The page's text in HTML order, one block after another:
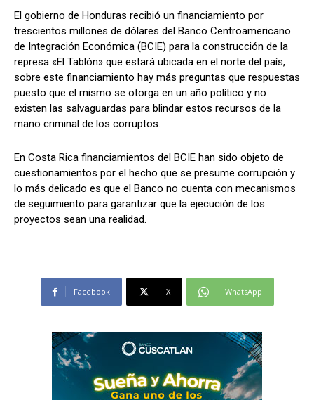
Comparta
Síganos
Comparta
Síganos
El gobierno de Honduras recibió un financiamiento por
trescientos millones de dólares del Banco Centroamericano
de Integración Económica (BCIE) para la construcción de la
represa «El Tablón» que estará ubicada en el norte del país,
sobre este financiamiento hay más preguntas que respuestas
puesto que el mismo se otorga en un año político y no
existen las salvaguardas para blindar estos recursos de la
mano criminal de los corruptos.
En Costa Rica financiamientos del BCIE han sido objeto de
cuestionamientos por el hecho que se presume corrupción y
lo más delicado es que el Banco no cuenta con mecanismos
de seguimiento para garantizar que la ejecución de los
proyectos sean una realidad.
Facebook X WhatsApp